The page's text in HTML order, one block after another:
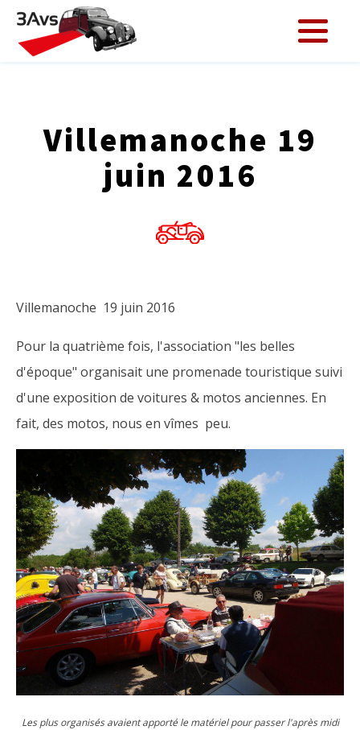
Villemanoche 19
juin 2016
Villemanoche 19 juin 2016
Pour la quatrième fois, l'association "les belles
d'époque" organisait une promenade touristique suivi
d'une exposition de voitures & motos anciennes. En
fait, des motos, nous en vîmes peu.
Les plus organisés avaient apporté le matériel pour passer l'après midi